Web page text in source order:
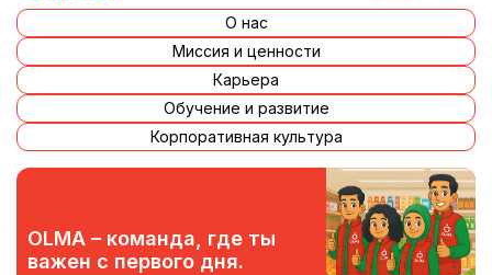
О нас
Миссия и ценности
Карьера
Обучение и развитие
Корпоративная культура
OLMA – команда, где ты
важен с первого дня.